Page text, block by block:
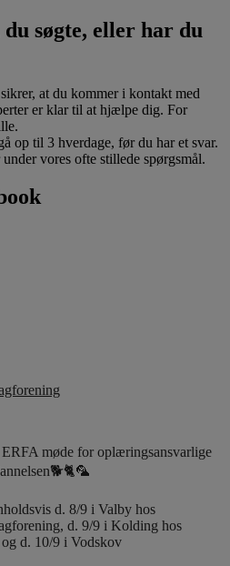
søgte, eller har du
at du kommer i kontakt med
er klar til at hjælpe dig. For
op til 3 hverdage, før du har et svar.
vores ofte stillede spørgsmål.
møde for oplæringsansvarlige
d. 8/9 i Valby hos
d. 9/9 i Kolding hos
d. 10/9 i Vodskov